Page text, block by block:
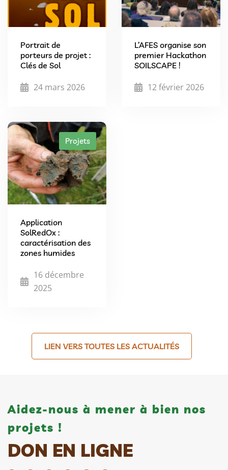
Portrait de
porteurs de projet :
Clés de Sol
24 mars 2026
L’AFES organise son
premier Hackathon
SOILSCAPE !
12 février 2026
Projets
Application
SolRedOx :
caractérisation des
zones humides
16 décembre
2025
LIEN VERS TOUTES LES ACTUALITÉS
Aidez-nous à mener à bien nos
projets !
DON EN LIGNE